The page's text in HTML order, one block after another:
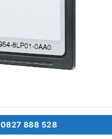
0827 888 528